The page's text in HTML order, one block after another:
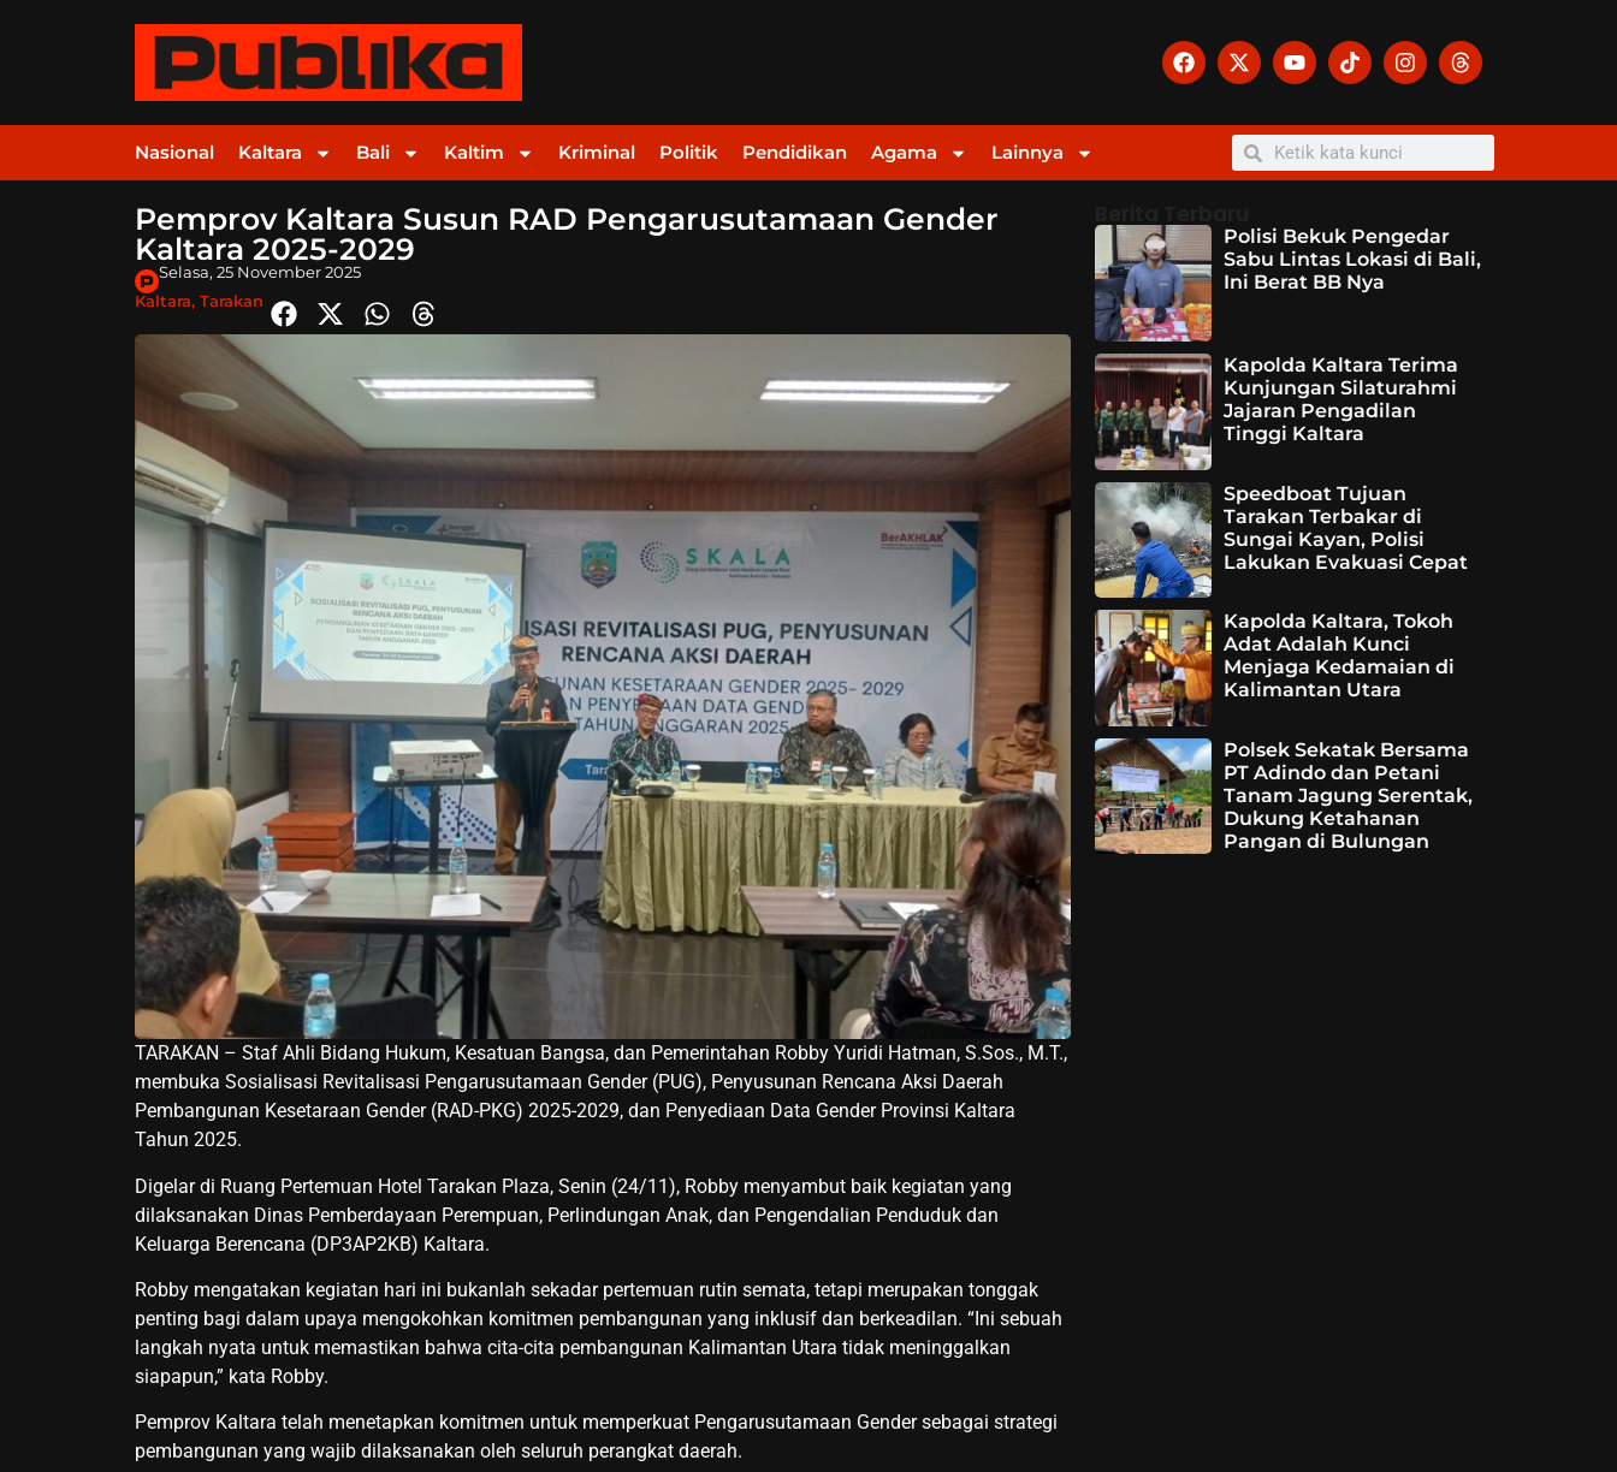
Nasional Kaltara Bali Kaltim Kriminal Politik Pendidikan Agama Lainnya
Pemprov Kaltara Susun RAD Pengarusutamaan Gender
Kaltara 2025-2029
Selasa, 25 November 2025
Kaltara, Tarakan
TARAKAN – Staf Ahli Bidang Hukum, Kesatuan Bangsa, dan Pemerintahan Robby Yuridi Hatman, S.Sos., M.T.,
membuka Sosialisasi Revitalisasi Pengarusutamaan Gender (PUG), Penyusunan Rencana Aksi Daerah
Pembangunan Kesetaraan Gender (RAD-PKG) 2025-2029, dan Penyediaan Data Gender Provinsi Kaltara
Tahun 2025.
Digelar di Ruang Pertemuan Hotel Tarakan Plaza, Senin (24/11), Robby menyambut baik kegiatan yang
dilaksanakan Dinas Pemberdayaan Perempuan, Perlindungan Anak, dan Pengendalian Penduduk dan
Keluarga Berencana (DP3AP2KB) Kaltara.
Robby mengatakan kegiatan hari ini bukanlah sekadar pertemuan rutin semata, tetapi merupakan tonggak
penting bagi dalam upaya mengokohkan komitmen pembangunan yang inklusif dan berkeadilan. “Ini sebuah
langkah nyata untuk memastikan bahwa cita-cita pembangunan Kalimantan Utara tidak meninggalkan
siapapun,” kata Robby.
Pemprov Kaltara telah menetapkan komitmen untuk memperkuat Pengarusutamaan Gender sebagai strategi
pembangunan yang wajib dilaksanakan oleh seluruh perangkat daerah.
Polisi Bekuk Pengedar
Sabu Lintas Lokasi di Bali,
Ini Berat BB Nya
Kapolda Kaltara Terima
Kunjungan Silaturahmi
Jajaran Pengadilan
Tinggi Kaltara
Speedboat Tujuan
Tarakan Terbakar di
Sungai Kayan, Polisi
Lakukan Evakuasi Cepat
Kapolda Kaltara, Tokoh
Adat Adalah Kunci
Menjaga Kedamaian di
Kalimantan Utara
Polsek Sekatak Bersama
PT Adindo dan Petani
Tanam Jagung Serentak,
Dukung Ketahanan
Pangan di Bulungan